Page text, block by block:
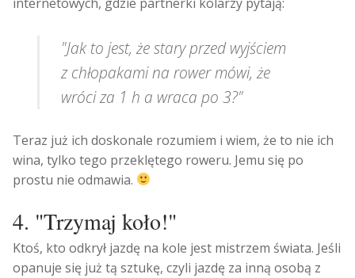
internetowych, gdzie partnerki kolarzy pytają:
"Jak to jest, że stary przed wyjściem
z chłopakami na rower mówi, że
wróci za 1 h a wraca po 3?"
Teraz już ich doskonale rozumiem i wiem, że to nie ich
wina, tylko tego przeklętego roweru. Jemu się po
prostu nie odmawia.
4. "Trzymaj koło!"
Ktoś, kto odkrył jazdę na kole jest mistrzem świata. Jeśli
opanuje się już tą sztukę, czyli jazdę za inną osobą z